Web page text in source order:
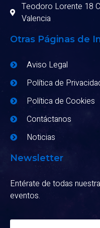
Teodoro Lorente 18
Valencia
Otras Páginas de
Aviso Legal
Política de
Política de Cookies
Contáctanos
Noticias
Newsletter
Entérate de todas
eventos.